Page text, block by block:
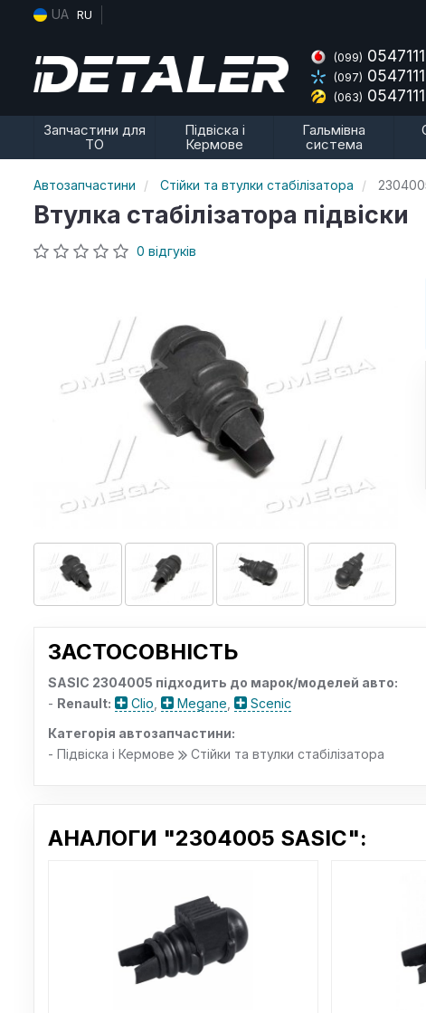
UA RU
(099) 0547111
(097) 0547111
(063) 0547111
Запчастини для
ТО
Підвіска і
Кермове
Гальмівна
система
Автозапчастини Стійки та втулки стабілізатора
Втулка стабілізатора підвіски
0 відгуків
ЗАСТОСОВНІСТЬ
SASIC 2304005 підходить до марок/моделей авто:
- Renault: Clio Megane
Scenic
Категорія автозапчастини:
- Підвіска і Кермове
Стійки та втулки стабілізатора
АНАЛОГИ "2304005 SASIC":